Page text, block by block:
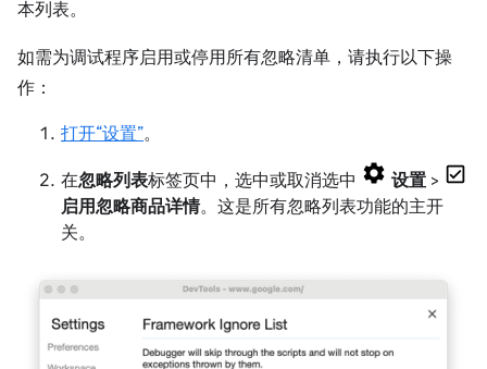
本列表。
如需为调试程序启用或停用所有忽略清单，请执行以下操
作：
打开“设置”。
在忽略列表标签页中，选中或取消选中 设置 >
启用忽略商品详情。这是所有忽略列表功能的主开
关。